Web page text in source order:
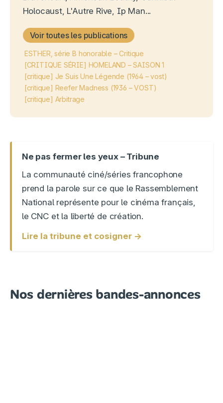
Holocaust, L'Autre Rive, Ip Man...
Voir toutes les publications
ESTHER, série B honorable – Critique
[CRITIQUE SÉRIE] HOMELAND – SAISON 1
[critique] Je Suis Une Légende (1964 – vost)
[critique] Reefer Madness (1936 – VOST)
[critique] Arbitrage
Ne pas fermer les yeux – Tribune
La communauté ciné/séries francophone
prend la parole sur ce que le Rassemblement
National représente pour le cinéma français,
le CNC et la liberté de création.
Lire la tribune et cosigner →
Nos dernières bandes-annonces